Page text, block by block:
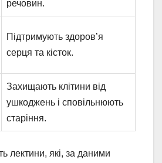
речовин.
Підтримують здоров’я
серця та кісток.
Захищають клітини від
ушкоджень і сповільнюють
старіння.
лектини, які, за даними